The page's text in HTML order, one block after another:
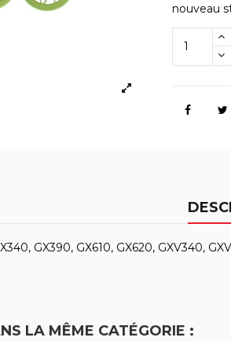
nouveau
GX390, GX610, GX620, GXV340,
LA MÊME CATÉGORIE :